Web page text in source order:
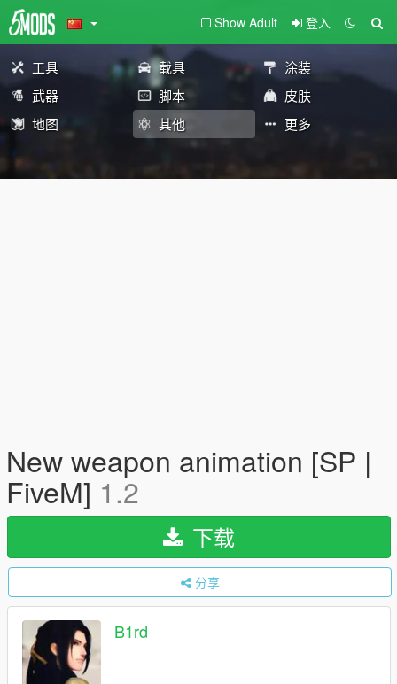
Show Adult 登入
工具 载具
涂装
武器
脚本
皮肤
地图
其他 更多
New weapon animation [SP |
FiveM] 1.2
下载
分享
B1rd